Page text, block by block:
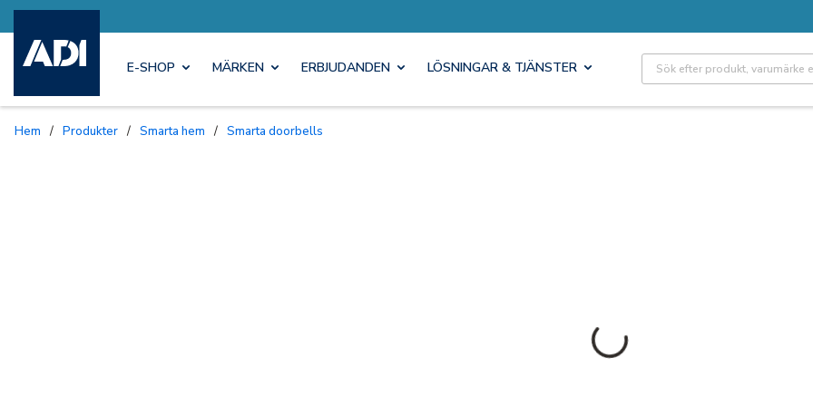
E-SHOP MÄRKEN ERBJUDANDEN LÖSNINGAR & TJÄNSTER Site Search
Hem / Produkter / Smarta hem / Smarta doorbells